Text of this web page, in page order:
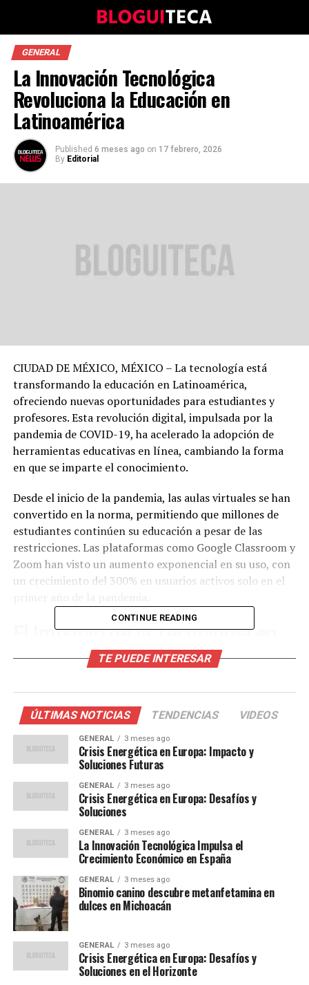
GENERAL
La Innovación Tecnológica
Revoluciona la Educación en
Latinoamérica
Published 6 meses ago on 17 febrero, 2026
By Editorial
CIUDAD DE MÉXICO, MÉXICO – La tecnología está
transformando la educación en Latinoamérica,
ofreciendo nuevas oportunidades para estudiantes y
profesores. Esta revolución digital, impulsada por la
pandemia de COVID-19, ha acelerado la adopción de
herramientas educativas en línea, cambiando la forma
en que se imparte el conocimiento.
Desde el inicio de la pandemia, las aulas virtuales se han
convertido en la norma, permitiendo que millones de
estudiantes continúen su educación a pesar de las
restricciones. Las plataformas como Google Classroom y
Zoom han visto un aumento exponencial en su uso, con
un crecimiento del 300% en usuarios activos solo en el
El Impacto de la Tecnología en
el Aula
La implementación de la tecnología en la educación no
solo ha facilitado el aprendizaje a distancia, sino que
también ha mejorado la calidad de la enseñanza. Según
un estudio de la Universidad de Buenos Aires, el 85% de
los docentes en la región considera que las herramientas
digitales han mejorado su capacidad para enseñar de
manera más efectiva.
Además, la tecnología ha permitido personalizar el
aprendizaje, adaptándose a las necesidades individuales
de los estudiantes. “Las plataformas digitales ofrecen
una flexibilidad que antes no teníamos”, afirma María
López, profesora de secundaria en Bogotá. “Podemos
ajustar el ritmo y el contenido del curso para cada
estudiante, lo que mejora significativamente los
resultados de aprendizaje”.
Desafíos y Oportunidades
CONTINUE READING
TE PUEDE INTERESAR
ÚLTIMAS NOTICIAS TENDENCIAS VIDEOS
GENERAL 3 meses ago
Crisis Energética en Europa: Impacto y
Soluciones Futuras
GENERAL 3 meses ago
Crisis Energética en Europa: Desafíos y
Soluciones
GENERAL 3 meses ago
La Innovación Tecnológica Impulsa el
Crecimiento Económico en España
GENERAL 3 meses ago
Binomio canino descubre metanfetamina en
dulces en Michoacán
GENERAL 3 meses ago
Crisis Energética en Europa: Desafíos y
Soluciones en el Horizonte